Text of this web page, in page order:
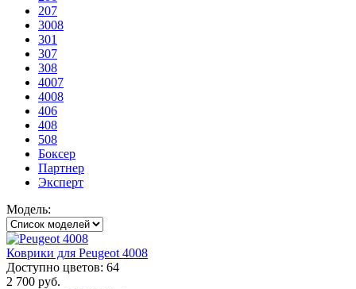
207
3008
301
307
308
4007
4008
406
408
508
Боксер
Партнер
Эксперт
Модель:
Коврики для Peugeot 4008
Доступно цветов: 64
2 700 руб.